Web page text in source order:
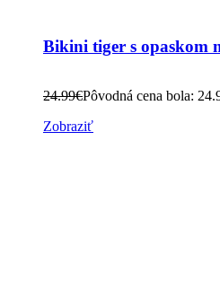
Bikini tiger s opaskom
24.99€Pôvodná cena bola:
Zobraziť